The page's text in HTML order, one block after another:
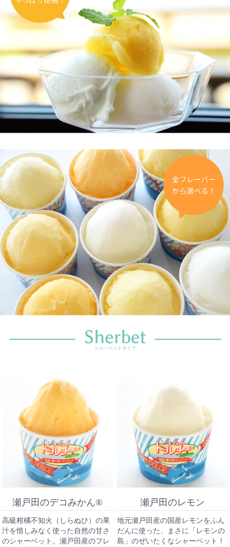
瀬戸田のデコみかん®
高級柑橘不知火（しらぬひ）の果
汁を惜しみなく使った自然の甘さ
のシャーベット。瀬戸田産のフレ
瀬戸田のレモン
地元瀬戸田産の国産レモンをふん
だんに使った、まさに「レモンの
島」のぜいたくなシャーベット！